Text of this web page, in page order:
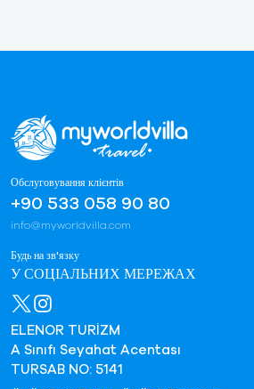
Обслуговування клієнтів
+90 533 058 90 80
info@myworldvilla.com
Будь на зв'язку
У СОЦІАЛЬНИХ МЕРЕЖАХ
ELENOR TURİZM
A Sınıfı Seyahat Acentası
TURSAB NO: 5141